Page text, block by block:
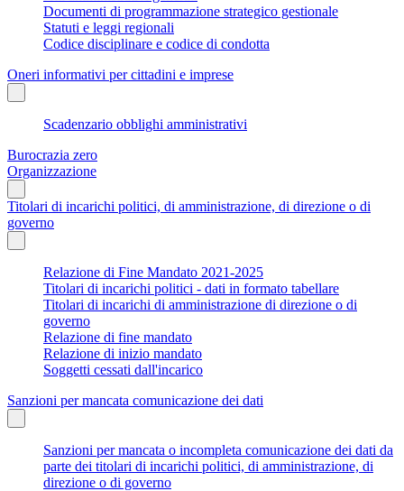
Documenti di programmazione strategico gestionale
Statuti e leggi regionali
Codice disciplinare e codice di condotta
Oneri informativi per cittadini e imprese
Scadenzario obblighi amministrativi
Burocrazia zero
Organizzazione
Titolari di incarichi politici, di amministrazione, di direzione o di
governo
Relazione di Fine Mandato 2021-2025
Titolari di incarichi politici - dati in formato tabellare
Titolari di incarichi di amministrazione di direzione o di
governo
Relazione di fine mandato
Relazione di inizio mandato
Soggetti cessati dall'incarico
Sanzioni per mancata comunicazione dei dati
Sanzioni per mancata o incompleta comunicazione dei dati da
parte dei titolari di incarichi politici, di amministrazione, di
direzione o di governo